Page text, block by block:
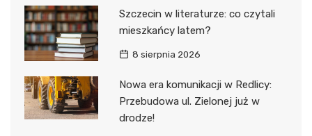
Szczecin w literaturze: co czytali
mieszkańcy latem?
8 sierpnia 2026
Nowa era komunikacji w Redlicy:
Przebudowa ul. Zielonej już w
drodze!